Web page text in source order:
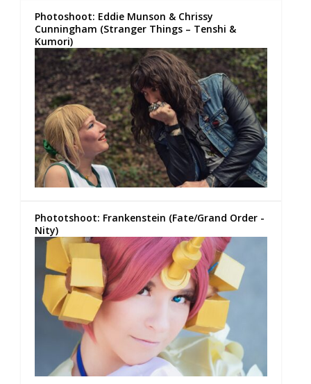
Photoshoot: Eddie Munson & Chrissy
Cunningham (Stranger Things – Tenshi &
Kumori)
Phototshoot: Frankenstein (Fate/Grand Order -
Nity)